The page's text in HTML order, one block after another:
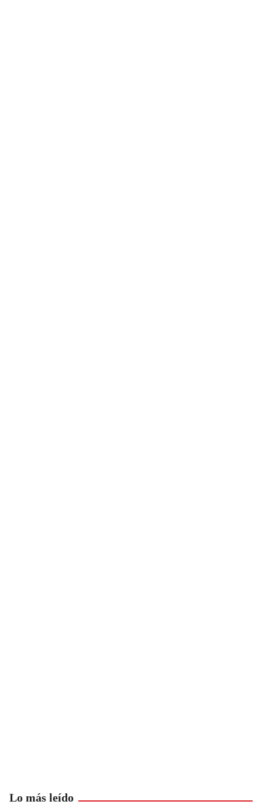
Lo más leído